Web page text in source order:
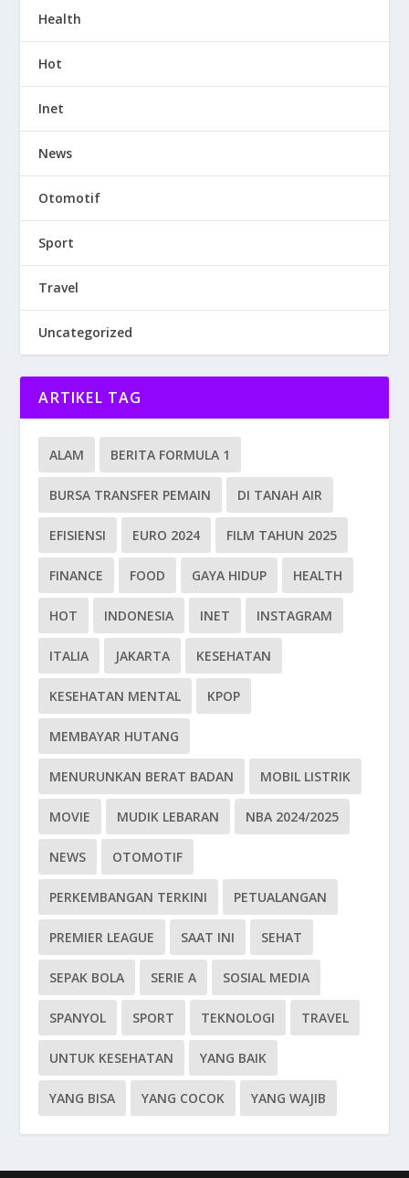
Health
Hot
Inet
News
Otomotif
Sport
Travel
Uncategorized
ARTIKEL TAG
ALAM BERITA FORMULA 1
BURSA TRANSFER PEMAIN DI TANAH AIR
EFISIENSI EURO 2024 FILM TAHUN 2025
FINANCE FOOD GAYA HIDUP HEALTH
HOT INDONESIA INET INSTAGRAM
ITALIA JAKARTA KESEHATAN
KESEHATAN MENTAL KPOP
MEMBAYAR HUTANG
MENURUNKAN BERAT BADAN MOBIL LISTRIK
MOVIE MUDIK LEBARAN NBA 2024/2025
NEWS OTOMOTIF
PERKEMBANGAN TERKINI PETUALANGAN
PREMIER LEAGUE SAAT INI SEHAT
SEPAK BOLA SERIE A SOSIAL MEDIA
SPANYOL SPORT TEKNOLOGI TRAVEL
UNTUK KESEHATAN YANG BAIK
YANG BISA YANG COCOK YANG WAJIB